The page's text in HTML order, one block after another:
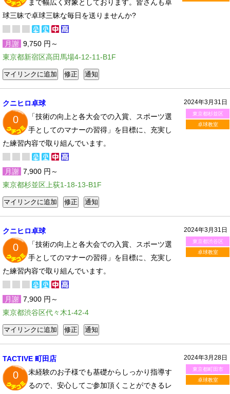
まで幅広く対象としております。皆さんも卓
球三昧で卓球三昧な毎日を送りませんか?
月謝 9,750 円～
東京都新宿区高田馬場4-12-11-B1F
2024年3月31日
東京都杉並区
卓球教室
クニヒロ卓球
0
「技術の向上と各大会での入賞、スポーツ選
手としてのマナーの習得」を目標に、充実し
た練習内容で取り組んでいます。
月謝 7,900 円～
東京都杉並区上荻1-18-13-B1F
2024年3月31日
東京都渋谷区
卓球教室
クニヒロ卓球
0
「技術の向上と各大会での入賞、スポーツ選
手としてのマナーの習得」を目標に、充実し
た練習内容で取り組んでいます。
月謝 7,900 円～
東京都渋谷区代々木1-42-4
2024年3月28日
東京都町田市
卓球教室
TACTIVE 町田店
0
未経験のお子様でも基礎からしっかり指導す
るので、安心してご参加頂くことができるレ